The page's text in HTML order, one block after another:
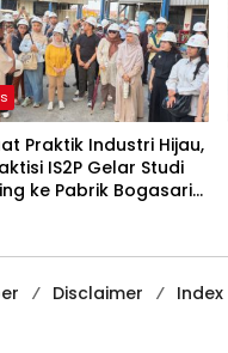
Praktik Industri Hijau,
IS2P Gelar Studi
ke Pabrik Bogasari
Disclaimer
Index